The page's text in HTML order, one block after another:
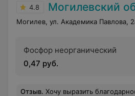
4.8 Могилевский
Могилев, ул. Академика Павлова,
Фосфор неорганический
0,47 руб.
Отзыв. Хочу выразить благодарность врачу КТ- Титок Т.Л. за быструю, четкую и